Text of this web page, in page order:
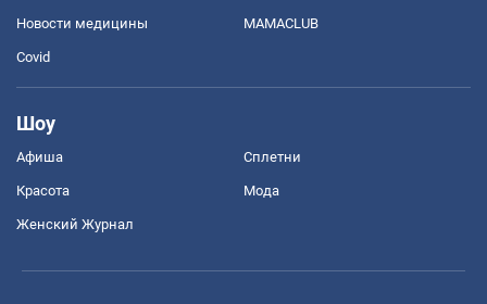
Новости медицины MAMACLUB
Covid
Шоу
Афиша Сплетни
Красота Мода
Женский Журнал